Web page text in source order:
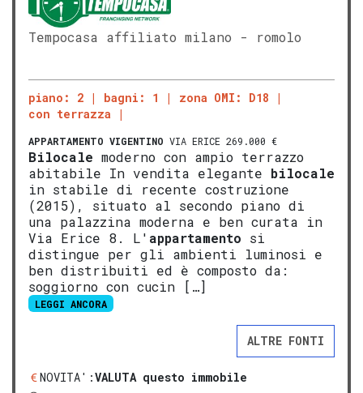
Tempocasa affiliato milano - romolo
piano: 2 bagni: 1
zona OMI: D18
con terrazza
APPARTAMENTO VIGENTINO VIA ERICE 269.000 €
Bilocale moderno con ampio terrazzo
abitabile In vendita elegante bilocale
in stabile di recente costruzione
(2015), situato al secondo piano di
una palazzina moderna e ben curata in
Via Erice 8. L' appartamento si
distingue per gli ambienti luminosi e
ben distribuiti ed è composto da:
soggiorno con cucin […]
LEGGI ANCORA
ALTRE FONTI
NOVITA':VALUTA questo immobile